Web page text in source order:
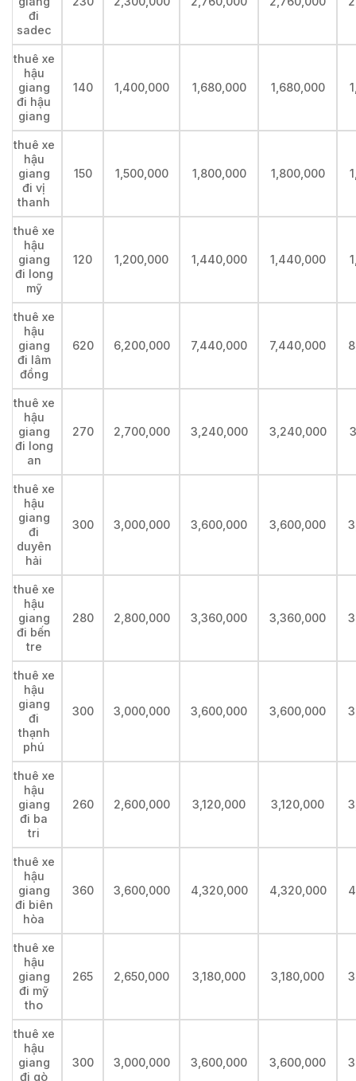
đi
sadec
thuê xe
hậu
giang
đi hậu
giang
140 1,400,000 1,680,000 1,680,000
thuê xe
hậu
giang
đi vị
thanh
150 1,500,000 1,800,000 1,800,000
thuê xe
hậu
giang
đi long
mỹ
120 1,200,000 1,440,000 1,440,000
thuê xe
hậu
giang
đi lâm
đồng
620 6,200,000 7,440,000 7,440,000
thuê xe
hậu
giang
đi long
an
270 2,700,000 3,240,000 3,240,000
thuê xe
hậu
giang
đi
duyên
hải
300 3,000,000 3,600,000 3,600,000
thuê xe
hậu
giang
đi bến
tre
280 2,800,000 3,360,000 3,360,000
thuê xe
hậu
giang
đi
thạnh
phú
300 3,000,000 3,600,000 3,600,000
thuê xe
hậu
giang
đi ba
tri
260 2,600,000 3,120,000 3,120,000
thuê xe
hậu
giang
đi biên
hòa
360 3,600,000 4,320,000 4,320,000
thuê xe
hậu
giang
đi mỹ
tho
265 2,650,000 3,180,000 3,180,000
thuê xe
hậu
giang
đi gò
300 3,000,000 3,600,000 3,600,000